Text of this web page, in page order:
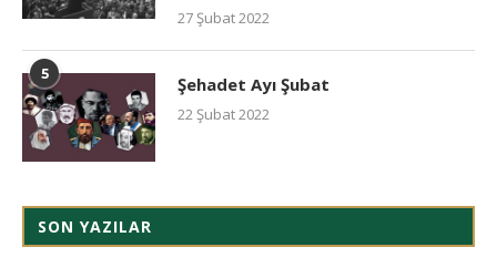
27 Şubat 2022
5 Şehadet Ayı Şubat
22 Şubat 2022
SON YAZILAR